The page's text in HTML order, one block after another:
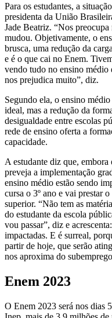
Para os estudantes, a
presidenta da União
Jade Beatriz. “Nos
mudou. Objetivamente, o
brusca, uma redução da
e é o que cai no Enem.
vendo tudo no ensino médio
nos prejudica muito”, diz.
Segundo ela, o ensino
ideal, mas a redução da
desigualdade entre escolas
rede de ensino oferta a
capacidade.
A estudante diz que,
preveja a implementação
ensino médio estão sendo
cursa o 3º ano e vai prestar
superior. “Não tem as
do estudante da escola
vou passar”, diz e
impactadas. E é surreal,
partir de hoje, que serão
nos aproxima do
Enem 2023
O Enem 2023 será nos dias